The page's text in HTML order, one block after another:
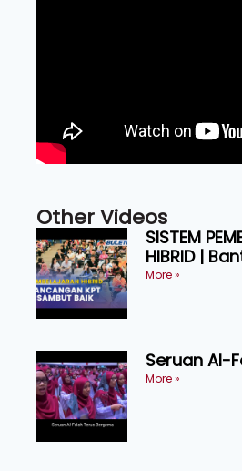
Other Videos
SISTEM
HIBRID |
Graduan
More »
Seruan Al-
More »